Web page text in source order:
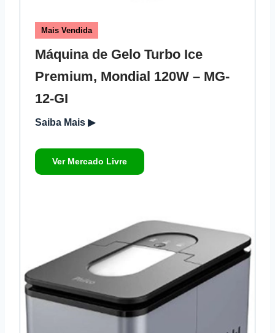
Mais Vendida
Máquina de Gelo Turbo Ice
Premium, Mondial 120W – MG-
12-GI
Saiba Mais ▶
Ver Mercado Livre